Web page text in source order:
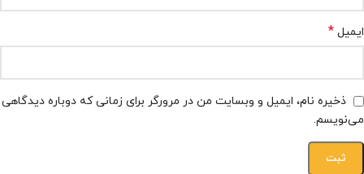
ایمیل *
ذخیره نام، ایمیل و وبسایت من در مرورگر برای زمانی که دوباره دیدگاهی
می‌نویسم.